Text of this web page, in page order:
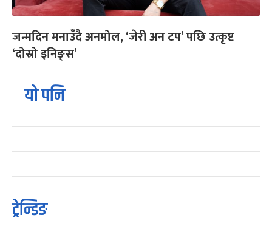
जन्मदिन मनाउँदै अनमोल, ‘जेरी अन टप’ पछि उत्कृष्ट
‘दोस्रो इनिङ्स’
यो पनि
ट्रेन्डिङ